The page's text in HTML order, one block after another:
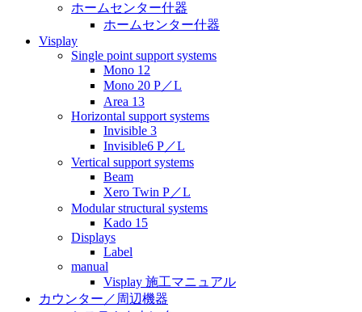
ホームセンター什器
ホームセンター什器
Visplay
Single point support systems
Mono 12
Mono 20 P／L
Area 13
Horizontal support systems
Invisible 3
Invisible6 P／L
Vertical support systems
Beam
Xero Twin P／L
Modular structural systems
Kado 15
Displays
Label
manual
Visplay 施工マニュアル
カウンター／周辺機器